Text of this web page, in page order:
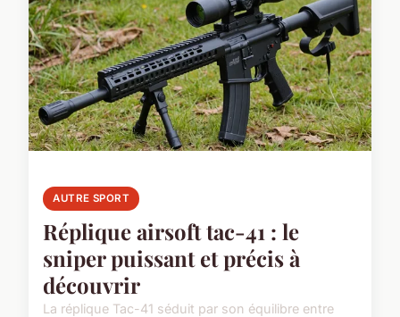
AUTRE SPORT
Réplique airsoft tac-41 : le
sniper puissant et précis à
découvrir
La réplique Tac-41 séduit par son équilibre entre